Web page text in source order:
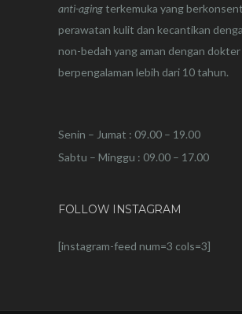
anti-agingterkemuka yang
perawatan kulit dan kecantikan
non-bedah yang aman dengan dokter
berpengalaman lebih dari 10 tahun.
Senin – Jumat : 09.00 – 19.00
Sabtu – Minggu : 09.00 – 17.00
FOLLOW INSTAGRAM
[instagram-feed num=3 cols=3]